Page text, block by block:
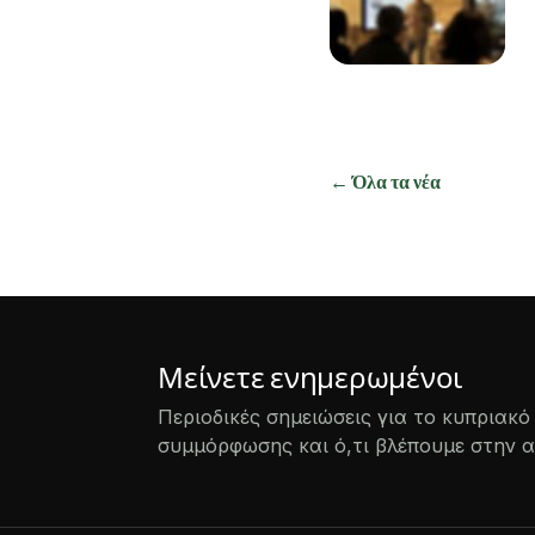
← Όλα τα νέα
Μείνετε ενημερωμένοι
Περιοδικές σημειώσεις για το
συμμόρφωσης και ό,τι βλέπουμε στην